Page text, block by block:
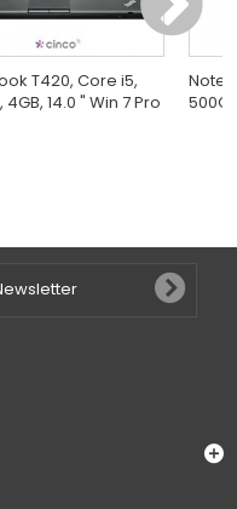
T420, Core i5,
4GB, 14.0 " Win 7 Pro